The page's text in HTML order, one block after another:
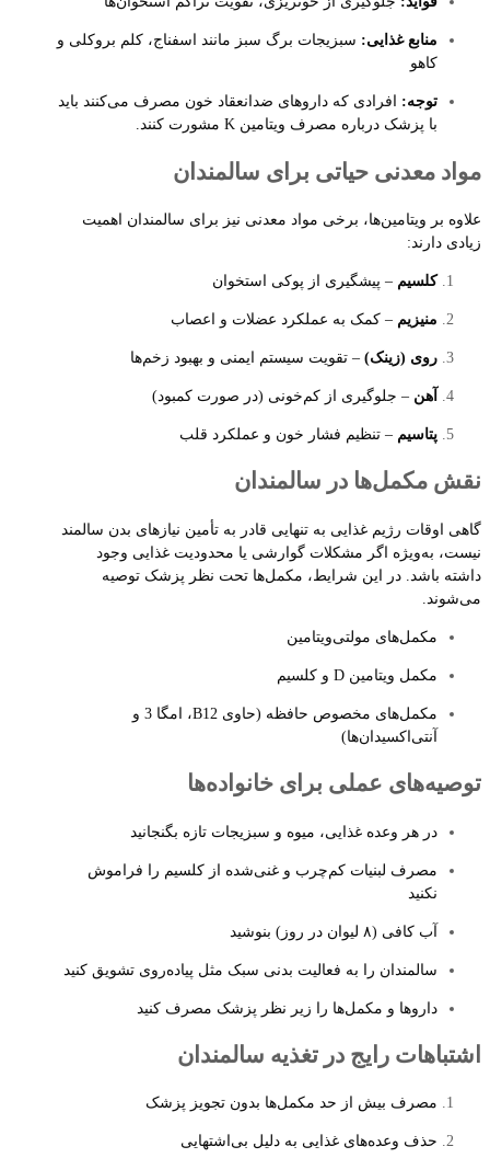
منابع غذایی: سبزیجات برگ سبز مانند اسفناج، کلم بروکلی و
کاهو
توجه: افرادی که داروهای ضدانعقاد خون مصرف می‌کنند باید
با پزشک درباره مصرف ویتامین K مشورت کنند.
مواد معدنی حیاتی برای سالمندان
علاوه بر ویتامین‌ها، برخی مواد معدنی نیز برای سالمندان اهمیت
زیادی دارند:
کلسیم – پیشگیری از پوکی استخوان
منیزیم – کمک به عملکرد عضلات و اعصاب
روی (زینک) – تقویت سیستم ایمنی و بهبود زخم‌ها
آهن – جلوگیری از کم‌خونی (در صورت کمبود)
پتاسیم – تنظیم فشار خون و عملکرد قلب
نقش مکمل‌ها در سالمندان
گاهی اوقات رژیم غذایی به تنهایی قادر به تأمین نیازهای بدن سالمند
نیست، به‌ویژه اگر مشکلات گوارشی یا محدودیت غذایی وجود
داشته باشد. در این شرایط، مکمل‌ها تحت نظر پزشک توصیه
می‌شوند.
مکمل‌های مولتی‌ویتامین
مکمل ویتامین D و کلسیم
مکمل‌های مخصوص حافظه (حاوی B12، امگا 3 و
آنتی‌اکسیدان‌ها)
توصیه‌های عملی برای خانواده‌ها
در هر وعده غذایی، میوه و سبزیجات تازه بگنجانید
مصرف لبنیات کم‌چرب و غنی‌شده از کلسیم را فراموش
نکنید
آب کافی (۸ لیوان در روز) بنوشید
سالمندان را به فعالیت بدنی سبک مثل پیاده‌روی تشویق کنید
داروها و مکمل‌ها را زیر نظر پزشک مصرف کنید
اشتباهات رایج در تغذیه سالمندان
مصرف بیش از حد مکمل‌ها بدون تجویز پزشک
حذف وعده‌های غذایی به دلیل بی‌اشتهایی